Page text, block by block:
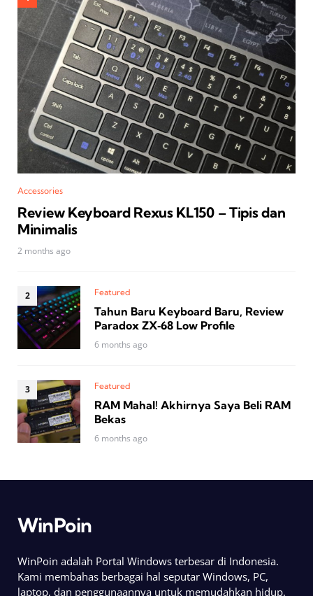
Accessories
Review Keyboard Rexus KL150 – Tipis dan
Minimalis
2 months ago
Featured
Tahun Baru Keyboard Baru, Review
Paradox ZX‑68 Low Profile
6 months ago
Featured
RAM Mahal! Akhirnya Saya Beli RAM
Bekas
6 months ago
WinPoin
WinPoin adalah Portal Windows terbesar di Indonesia.
Kami membahas berbagai hal seputar Windows, PC,
laptop, dan penggunaannya untuk memudahkan hidup.